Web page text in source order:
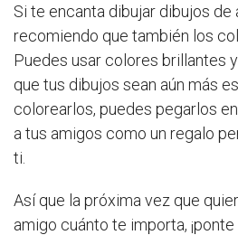
Si te encanta dibujar dibujos de
recomiendo que también los
Puedes usar colores brillantes
que tus dibujos sean aún más
colorearlos, puedes pegarlos
a tus amigos como un regalo
ti.
Así que la próxima vez que
amigo cuánto te importa,